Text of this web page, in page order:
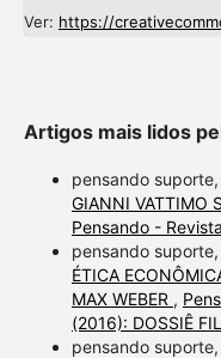
Ver: https://
Artigos mais lidos
pensando suporte,
GIANNI VATTIMO
Pensando -
pensando suporte,
ÉTICA
MAX WEBER ,
(2016): DOSSIÊ
pensando suporte,